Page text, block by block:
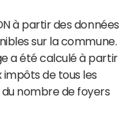
à partir des données
sur la commune.
a été calculé à partir
de tous les
nombre de foyers